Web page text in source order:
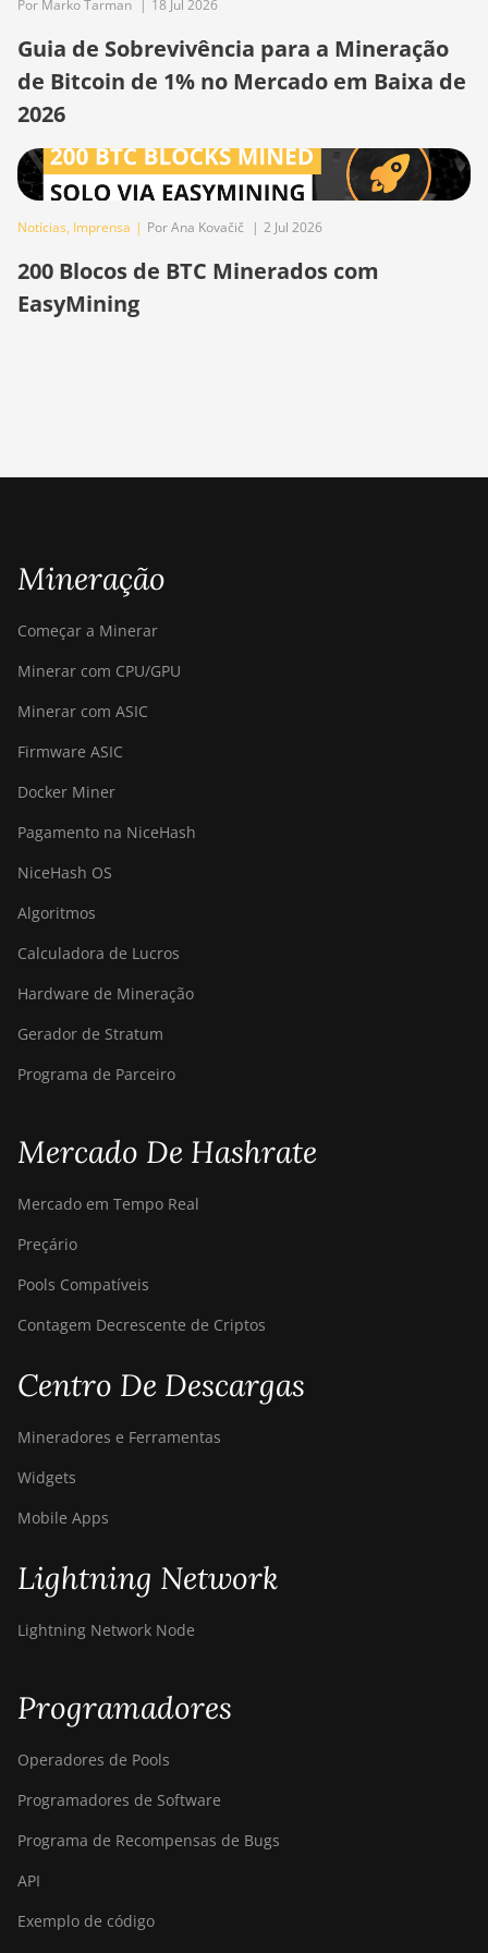
Hyd. (152Th)
BITMAIN Antminer S19
Hydro (158Th)
BITMAIN Antminer S19j
(100TH)
BITMAIN Antminer S19j
(90Th)
BITMAIN Antminer S19j
Hyd. (580Th)
BITMAIN Antminer S23
Hyd. 3U (1.16Ph)
BITMAIN Antminer S23
Imm. (442Th)
BITMAIN Antminer S23e
Hydro (145Th)
BITMAIN Antminer T19
(190TH)
Baikal BK-G28
Baikal Giant X10
Baikal Giant+
Bitdeer SealMiner A2
Bitdeer SealMiner A2 Pro
Bitdeer SealMiner A3
Bitdeer SealMiner A3 Pro
Bitdeer SealMiner A4 Pro
Bitdeer SealMiner A4 Pro
Bitdeer SealMiner A4
Bitdeer SealMiner DL1
Air
Bitdeer SealMiner DL1
Canaan Avalon A15-194T
Por Marko Tarman | 18 Jul 2026
Guia de Sobrevivência para a Mineração
de Bitcoin de 1% no Mercado em Baixa de
2026
Notícias, Imprensa | Por Ana Kovačič | 2 Jul 2026
200 Blocos de BTC Minerados com
EasyMining
Mineração
Começar a Minerar
Minerar com CPU/GPU
Minerar com ASIC
Firmware ASIC
Docker Miner
Pagamento na NiceHash
NiceHash OS
Algoritmos
Calculadora de Lucros
Hardware de Mineração
Gerador de Stratum
Programa de Parceiro
Mercado De Hashrate
Mercado em Tempo Real
Preçário
Pools Compatíveis
Contagem Decrescente de Criptos
Centro De Descargas
Mineradores e Ferramentas
Widgets
Mobile Apps
Lightning Network
Lightning Network Node
Programadores
Operadores de Pools
Programadores de Software
Programa de Recompensas de Bugs
API
Exemplo de código